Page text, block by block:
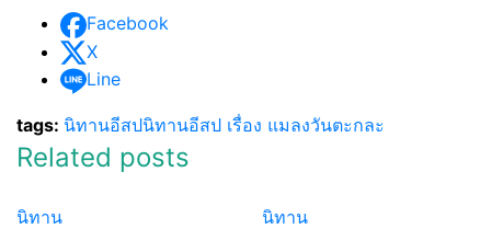
Facebook
X
Line
tags: นิทานอีสปนิทานอีสป เรื่อง แมลงวันตะกละ
Related posts
นิทาน
นิทาน